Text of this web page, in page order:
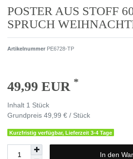
POSTER AUS STOFF
SPRUCH
Artikelnummer PE6728-TP
49,99 EUR *
Inhalt 1 Stück
Grundpreis 49,99 € / Stück
Kurzfristig verfügbar, Lieferzeit 3-4 Tage
In den